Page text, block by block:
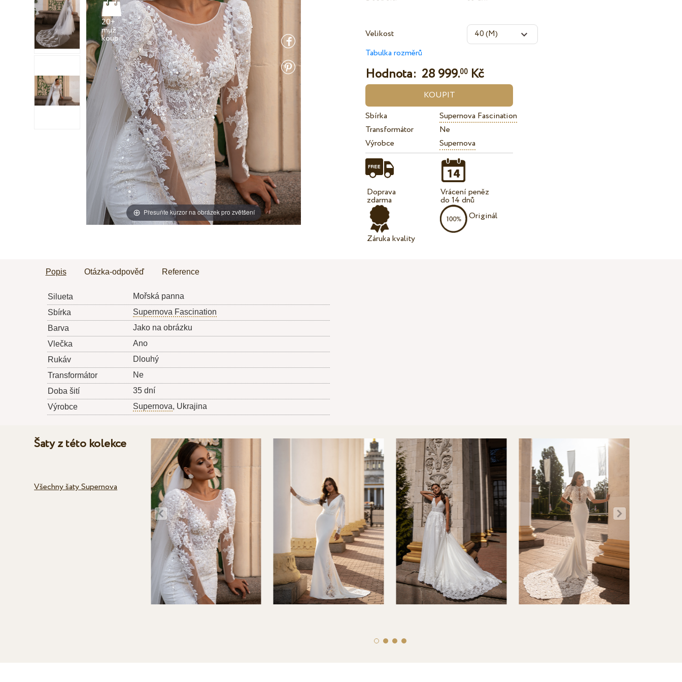
Přesuňte kurzor na obrázek pro zvětšení
20+
muž
koupil
Velikost
Tabulka rozměrů
Hodnota: 28 999.00 Kč
Sbírka
Supernova Fascination
Transformátor
Ne
Výrobce
Supernova
Doprava
zdarma
Záruka kvality
Vrácení peněz
do 14 dnů
Originál
Popis Otázka-odpověď Reference
Silueta
Mořská panna
Sbírka
Supernova Fascination
Barva
Jako na obrázku
Vlečka
Ano
Rukáv
Dlouhý
Transformátor
Ne
Doba šití
35 dní
Výrobce
Supernova, Ukrajina
Šaty z této kolekce
Všechny šaty Supernova